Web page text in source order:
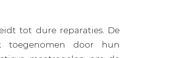
tot dure reparaties. De
toegenomen door hun